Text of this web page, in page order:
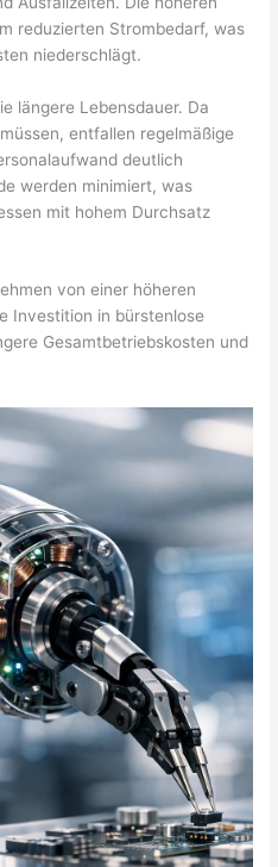
reduzierten Strombedarf, was
niederschlägt.
längere Lebensdauer. Da
entfallen regelmäßige
deutlich
werden minimiert, was
mit hohem Durchsatz
von einer höheren
Investition in bürstenlose
Gesamtbetriebskosten und